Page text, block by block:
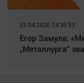
03.04.2020 14:30:53
Егор Замула:
„Металлурга“